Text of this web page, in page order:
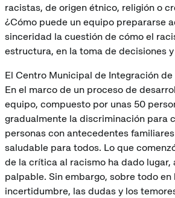
racistas, de origen étnico, religión o
¿Cómo puede un equipo prepararse
sinceridad la cuestión de cómo el
estructura, en la toma de decisiones
El Centro Municipal de Integración
En el marco de un proceso de
equipo, compuesto por unas 50
gradualmente la discriminación para
personas con antecedentes
saludable para todos. Lo que
de la crítica al racismo ha dado
palpable. Sin embargo, sobre todo
incertidumbre, las dudas y los